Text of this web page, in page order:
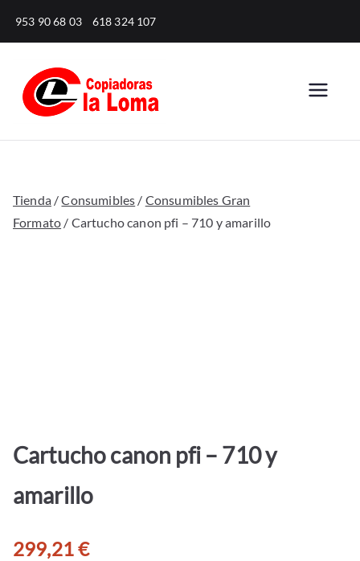
953 90 68 03 618 324 107
la Loma
Venta, alquiler y reparación
Tienda/Consumibles / Consumibles Gran
Formato / Cartucho canon pfi – 710 y amarillo
Cartucho canon pfi – 710 y
amarillo
299,21€